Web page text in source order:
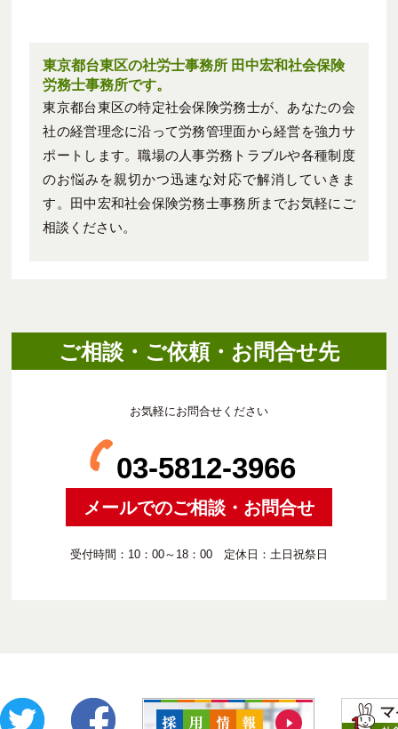
東京都台東区の社労士事務所 田中宏和社会保険
労務士事務所です。
東京都台東区の特定社会保険労務士が、あなたの会
社の経営理念に沿って労務管理面から経営を強力サ
ポートします。職場の人事労務トラブルや各種制度
のお悩みを親切かつ迅速な対応で解消していきま
す。田中宏和社会保険労務士事務所までお気軽にご
相談ください。
ご相談・ご依頼・お問合せ先
お気軽にお問合せください
03-5812-3966
メールでのご相談・お問合せ
受付時間：10：00～18：00 定休日：土日祝祭日